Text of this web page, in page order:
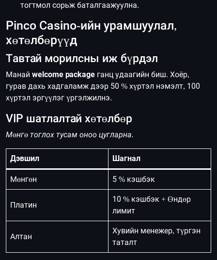
тогтмол сорьж баталгаажуулна.
Pinco Casino-ийн урамшуулал,
хөтөлбөрүүд
Тавтай морилсны иж бүрдэл
Манай welcome package ганц удаагийн биш. Хоёр,
гурав дахь хадгаламж дээр 50 % хүртэл нэмэлт, 100
хүртэл эргүүлэг үргэлжилнэ.
VIP шатлалтай хөтөлбөр
Мөнгө тоглох тусам оноо цугларна.
Дэвшил Шагнал
Мөнгөн 5 % кэшбэк
Платин
10 % кэшбэк + Өндөр
лимит
Алтан
Хувийн менежер, түргэн
таталт